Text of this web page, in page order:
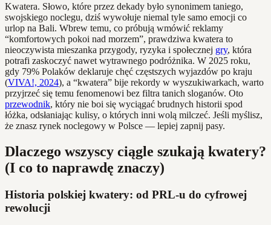
Kwatera. Słowo, które przez dekady było synonimem taniego,
swojskiego noclegu, dziś wywołuje niemal tyle samo emocji co
urlop na Bali. Wbrew temu, co próbują wmówić reklamy
“komfortowych pokoi nad morzem”, prawdziwa kwatera to
nieoczywista mieszanka przygody, ryzyka i społecznej gry, która
potrafi zaskoczyć nawet wytrawnego podróżnika. W 2025 roku,
gdy 79% Polaków deklaruje chęć częstszych wyjazdów po kraju
(VIVA!, 2024), a “kwatera” bije rekordy w wyszukiwarkach, warto
przyjrzeć się temu fenomenowi bez filtra tanich sloganów. Oto
przewodnik, który nie boi się wyciągać brudnych historii spod
łóżka, odsłaniając kulisy, o których inni wolą milczeć. Jeśli myślisz,
że znasz rynek noclegowy w Polsce — lepiej zapnij pasy.
Dlaczego wszyscy ciągle szukają kwatery?
(I co to naprawdę znaczy)
Historia polskiej kwatery: od PRL-u do cyfrowej
rewolucji